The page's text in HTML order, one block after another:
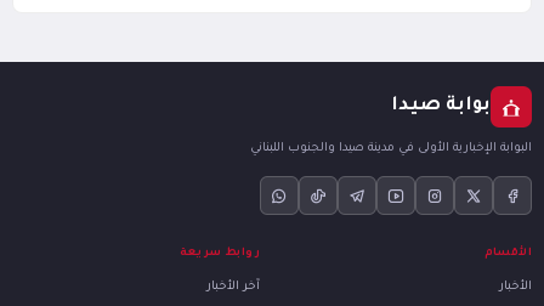
بوابة صيدا
البوابة الإخبارية الأولى في مدينة صيدا والجنوب اللبناني
الأقسام
الأخبار
روابط سريعة
آخر الأخبار